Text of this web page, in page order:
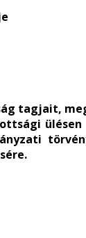
tagjait,